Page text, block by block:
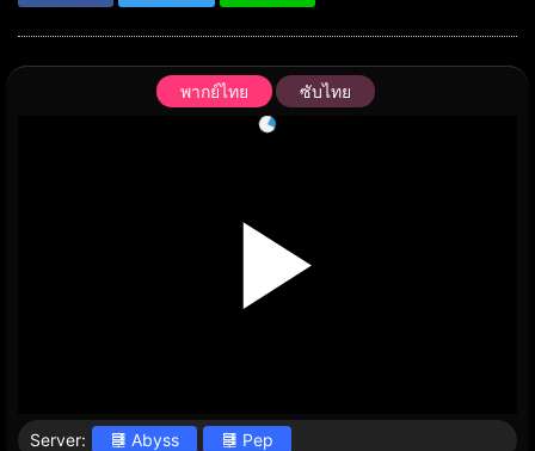
พากย์ไทย ซับไทย
Server: Abyss Pep